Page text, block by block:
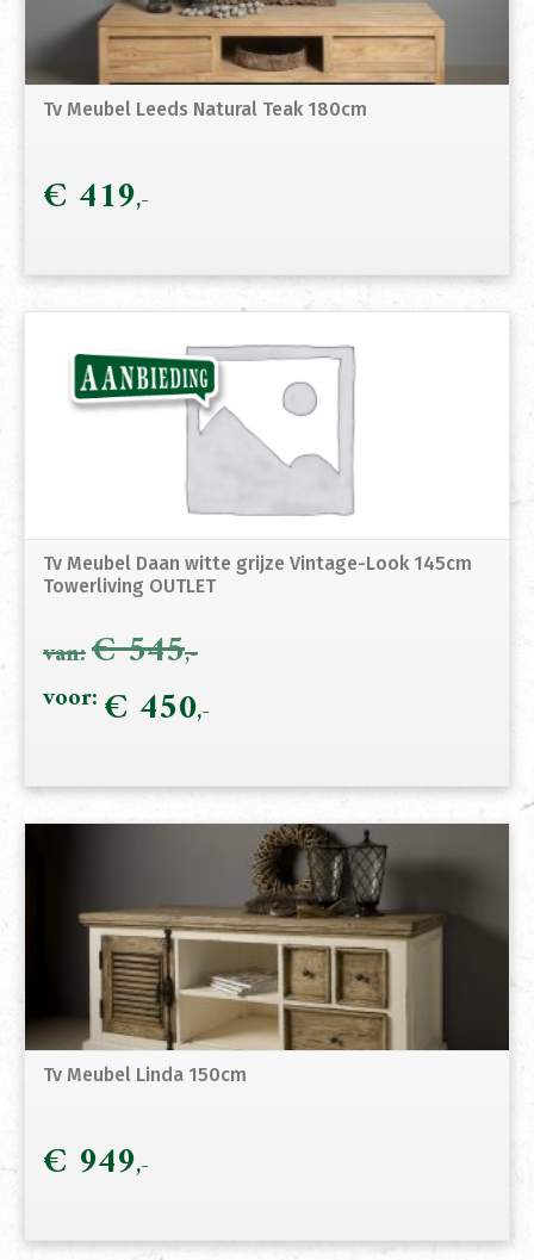
Tv Meubel Leeds Natural Teak 180cm
€ 419
Tv Meubel Daan witte grijze Vintage-Look 145cm
Towerliving OUTLET
€545
Oorspronkelijke
€ 545.
€ 450
€
Tv Meubel Linda 150cm
€ 949